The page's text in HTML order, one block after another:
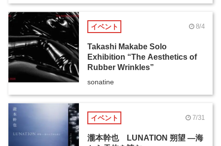
イベント 8/4
Takashi Makabe Solo
Exhibition “The Aesthetics of
Rubber Wrinkles”
sonatine
イベント 7/31
瀧本幹也 LUNATION 朔望 ―海